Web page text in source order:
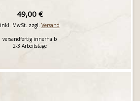
49,00 €
inkl. MwSt. zzgl. Versand
versandfertig innerhalb
2-3 Arbeitstage